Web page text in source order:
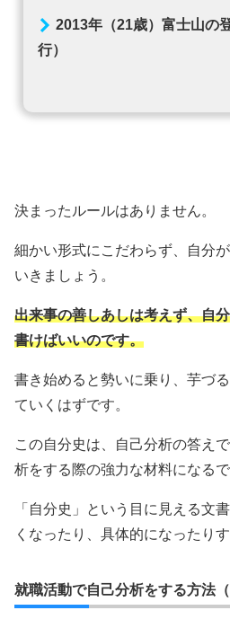
2013年（21歳）富士山の
行）
決まったルールはありません。
細かい形式にこだわらず、自分
いきましょう。
出来事の善しあしは考えず、自
書けばいいのです。
書き始めると勢いに乗り、芋づ
ていくはずです。
この自分史は、自己分析の答え
析をする際の強力な材料になるで
「自分史」という目に見える文
くなったり、具体的になったりす
就職活動で自己分析をする方法（